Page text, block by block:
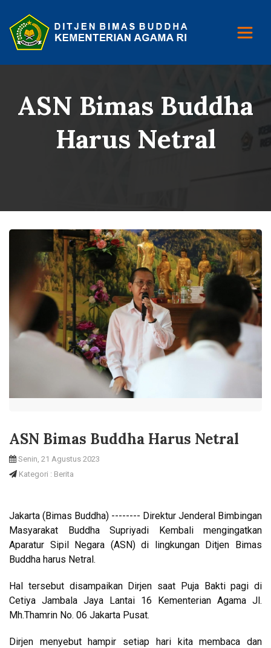
ASN Bimas Buddha
Harus Netral
ASN Bimas Buddha Harus Netral
Senin, 21 Agustus 2023
Kategori : Berita
Jakarta (Bimas Buddha) -------- Direktur Jenderal Bimbingan
Masyarakat Buddha Supriyadi Kembali mengingatkan
Aparatur Sipil Negara (ASN) di lingkungan Ditjen Bimas
Buddha harus Netral.
Hal tersebut disampaikan Dirjen saat Puja Bakti pagi di
Cetiya Jambala Jaya Lantai 16 Kementerian Agama Jl.
Mh.Thamrin No. 06 Jakarta Pusat.
Dirjen menyebut hampir setiap hari kita membaca dan